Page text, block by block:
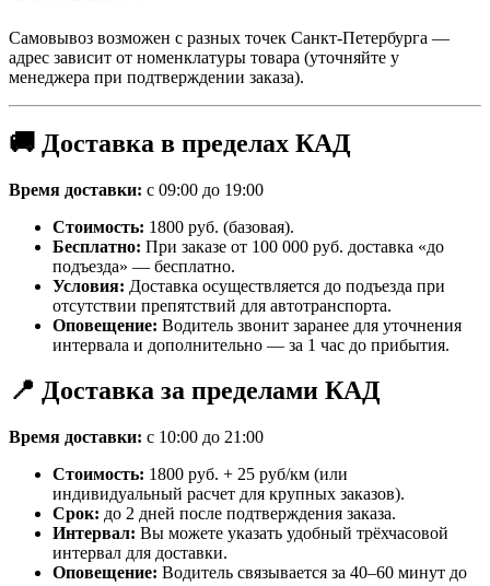
Самовывоз возможен с разных точек Санкт-Петербурга —
адрес зависит от номенклатуры товара (уточняйте у
менеджера при подтверждении заказа).
🚚 Доставка в пределах КАД
Время доставки: с 09:00 до 19:00
Стоимость: 1800 руб. (базовая).
Бесплатно: При заказе от 100 000 руб. доставка «до
подъезда» — бесплатно.
Условия: Доставка осуществляется до подъезда при
отсутствии препятствий для автотранспорта.
Оповещение: Водитель звонит заранее для уточнения
интервала и дополнительно — за 1 час до прибытия.
📍 Доставка за пределами КАД
Время доставки: с 10:00 до 21:00
Стоимость: 1800 руб. + 25 руб/км (или
индивидуальный расчет для крупных заказов).
Срок: до 2 дней после подтверждения заказа.
Интервал: Вы можете указать удобный трёхчасовой
интервал для доставки.
Оповещение: Водитель связывается за 40–60 минут до